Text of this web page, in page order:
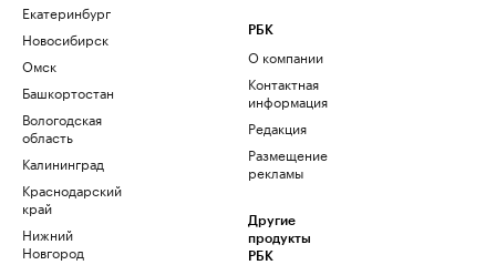
Екатеринбург
Новосибирск
Омск
Башкортостан
Вологодская
область
Калининград
Краснодарский
край
Нижний
Новгород
РБК
О компании
Контактная
информация
Редакция
Размещение
рекламы
Другие
продукты
РБК